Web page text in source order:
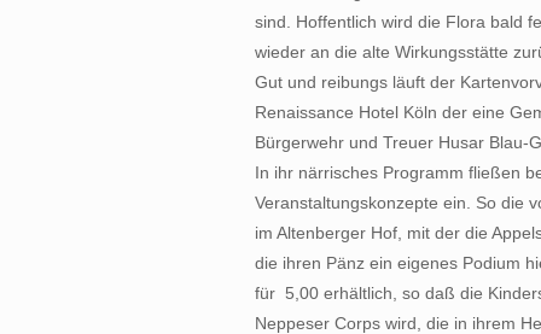
sind. Hoffentlich wird die Flora bald
wieder an die alte Wirkungsstätte
Gut und reibungs läuft der
Renaissance Hotel Köln der eine
Bürgerwehr und Treuer Husar Blau-
In ihr närrisches Programm fließen
Veranstaltungskonzepte ein. So die
im Altenberger Hof, mit der die
die ihren Pänz ein eigenes Podium
für  5,00 erhältlich, so daß die
Neppeser Corps wird, die in ihrem